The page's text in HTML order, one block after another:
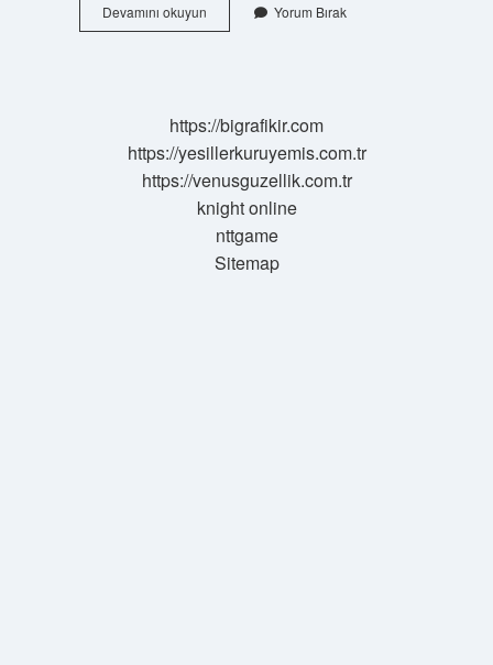
Devamını okuyunGuest
Ne
Yorum Bırak
https://bigrafikir.com
https://yesillerkuruyemis.com.tr
https://venusguzellik.com.tr
knight online
nttgame
Sitemap